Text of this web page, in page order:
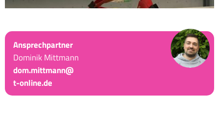
Ansprechpartner
Dominik Mittmann
dom.mittmann@
t-online.de